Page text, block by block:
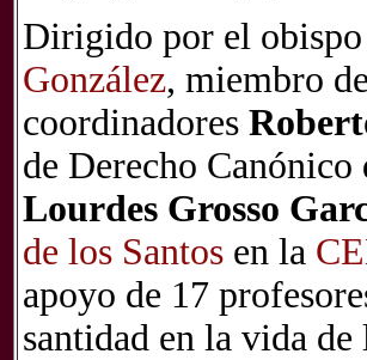
Dirigido por el
González, miembro
coordinadores
de Derecho
Lourdes Grosso
de los Santos en la
apoyo de 17
santidad en la vida